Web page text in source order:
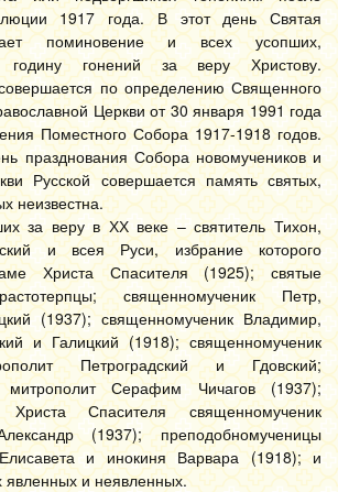
1917 года. В этот день Святая
поминовение и всех усопших,
годину гонений за веру Христову.
по определению Священного
Церкви от 30 января 1991 года
Поместного Собора 1917-1918 годов.
празднования Собора новомучеников и
Русской совершается память святых,
неизвестна.
за веру в ХХ веке – святитель Тихон,
и всея Руси, избрание которого
Христа Спасителя (1925); святые
священномученик Петр,
(1937); священномученик Владимир,
и Галицкий (1918); священномученик
Петроградский и Гдовский;
митрополит Серафим Чичагов (1937);
Спасителя священномученик
(1937); преподобномученицы
и инокиня Варвара (1918); и
и неявленных.